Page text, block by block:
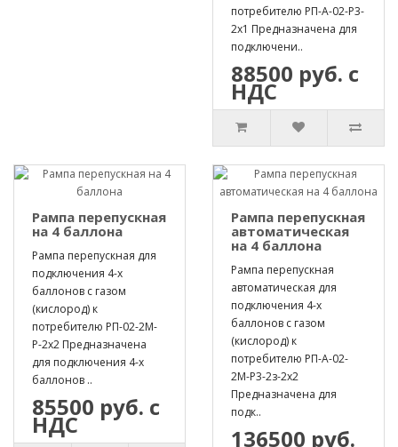
потребителю РП-А-02-Р3-
2х1 Предназначена для
подключени..
88500 руб. с
НДС
Рампа перепускная
на 4 баллона
Рампа перепускная для
подключения 4-х
баллонов с газом
(кислород) к
потребителю РП-02-2М-
Р-2х2 Предназначена
для подключения 4-х
баллонов ..
85500 руб. с
НДС
Рампа перепускная
автоматическая
на 4 баллона
Рампа перепускная
автоматическая для
подключения 4-х
баллонов с газом
(кислород) к
потребителю РП-А-02-
2М-Р3-2з-2х2
Предназначена для
подк..
136500 руб.